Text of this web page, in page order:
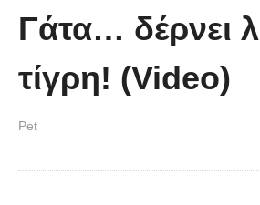
Γάτα… δέρνει
τίγρη! (Video)
Pet